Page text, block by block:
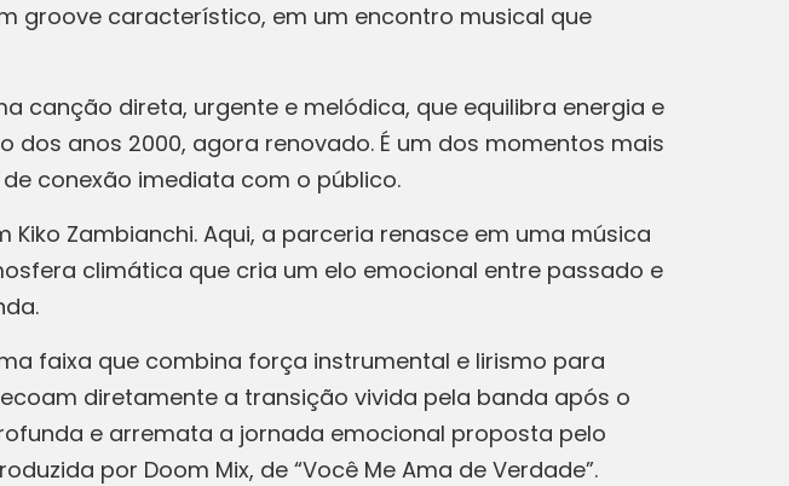
groove característico, em um encontro musical que
canção direta, urgente e melódica, que equilibra energia e
anos 2000, agora renovado. É um dos momentos mais
conexão imediata com o público.
Zambianchi. Aqui, a parceria renasce em uma música
climática que cria um elo emocional entre passado e
faixa que combina força instrumental e lirismo para
diretamente a transição vivida pela banda após o
e arremata a jornada emocional proposta pelo
por Doom Mix, de “Você Me Ama de Verdade”.